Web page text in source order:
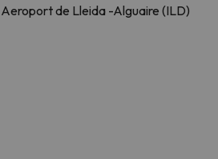
Aeroport de Lleida -Alguaire (ILD)